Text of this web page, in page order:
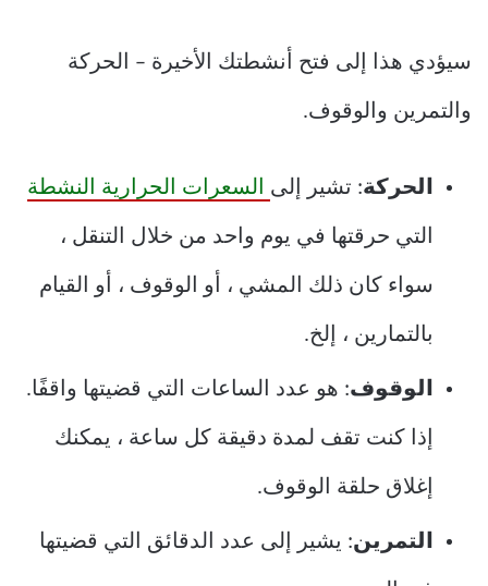
سيؤدي هذا إلى فتح أنشطتك الأخيرة – الحركة
والتمرين والوقوف.
الحركة: تشير إلى السعرات الحرارية النشطة
التي حرقتها في يوم واحد من خلال التنقل ،
سواء كان ذلك المشي ، أو الوقوف ، أو القيام
بالتمارين ، إلخ.
الوقوف: هو عدد الساعات التي قضيتها واقفًا.
إذا كنت تقف لمدة دقيقة كل ساعة ، يمكنك
إغلاق حلقة الوقوف.
التمرين: يشير إلى عدد الدقائق التي قضيتها